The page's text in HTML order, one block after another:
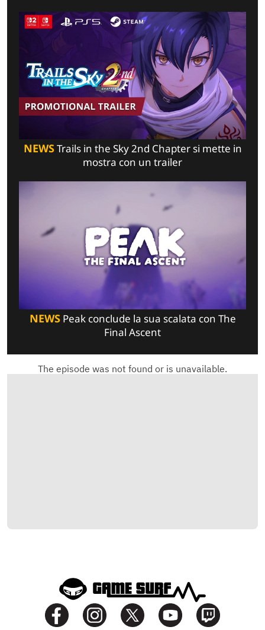
NEWSTrails in the Sky 2nd Chapter si mette in
mostra con un trailer
NEWSPeak conclude la sua scalata con The
Final Ascent